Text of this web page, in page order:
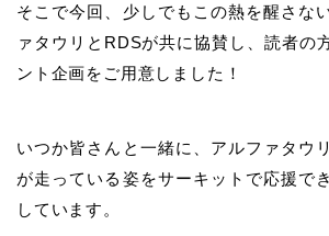
そこで今回、少しでもこの熱を醒さな
ァタウリとRDSが共に協賛し、読者の
ント企画をご用意しました！
いつか皆さんと一緒に、アルファタウ
が走っている姿をサーキットで応援で
しています。